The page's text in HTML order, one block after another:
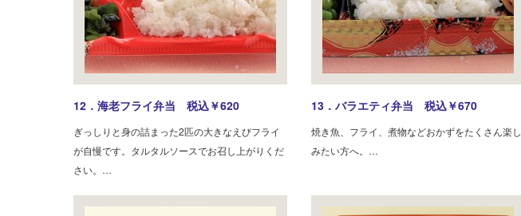
12．海老フライ弁当 税込￥620
ぎっしりと身の詰まった2匹の大きなえびフライ
が自慢です。タルタルソースでお召し上がりくだ
さい。…
13．バラエティ弁当 税込￥670
焼き魚、フライ、煮物などおかずをたくさん楽し
みたい方へ。…